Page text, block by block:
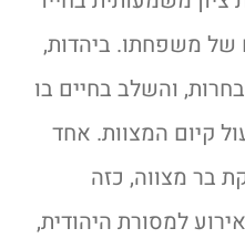
של משפחתו. ביהדות,
והשלב בחיים בו
קיום המצוות. אחד
בר מצווה, כזה
למסורת היהודית,